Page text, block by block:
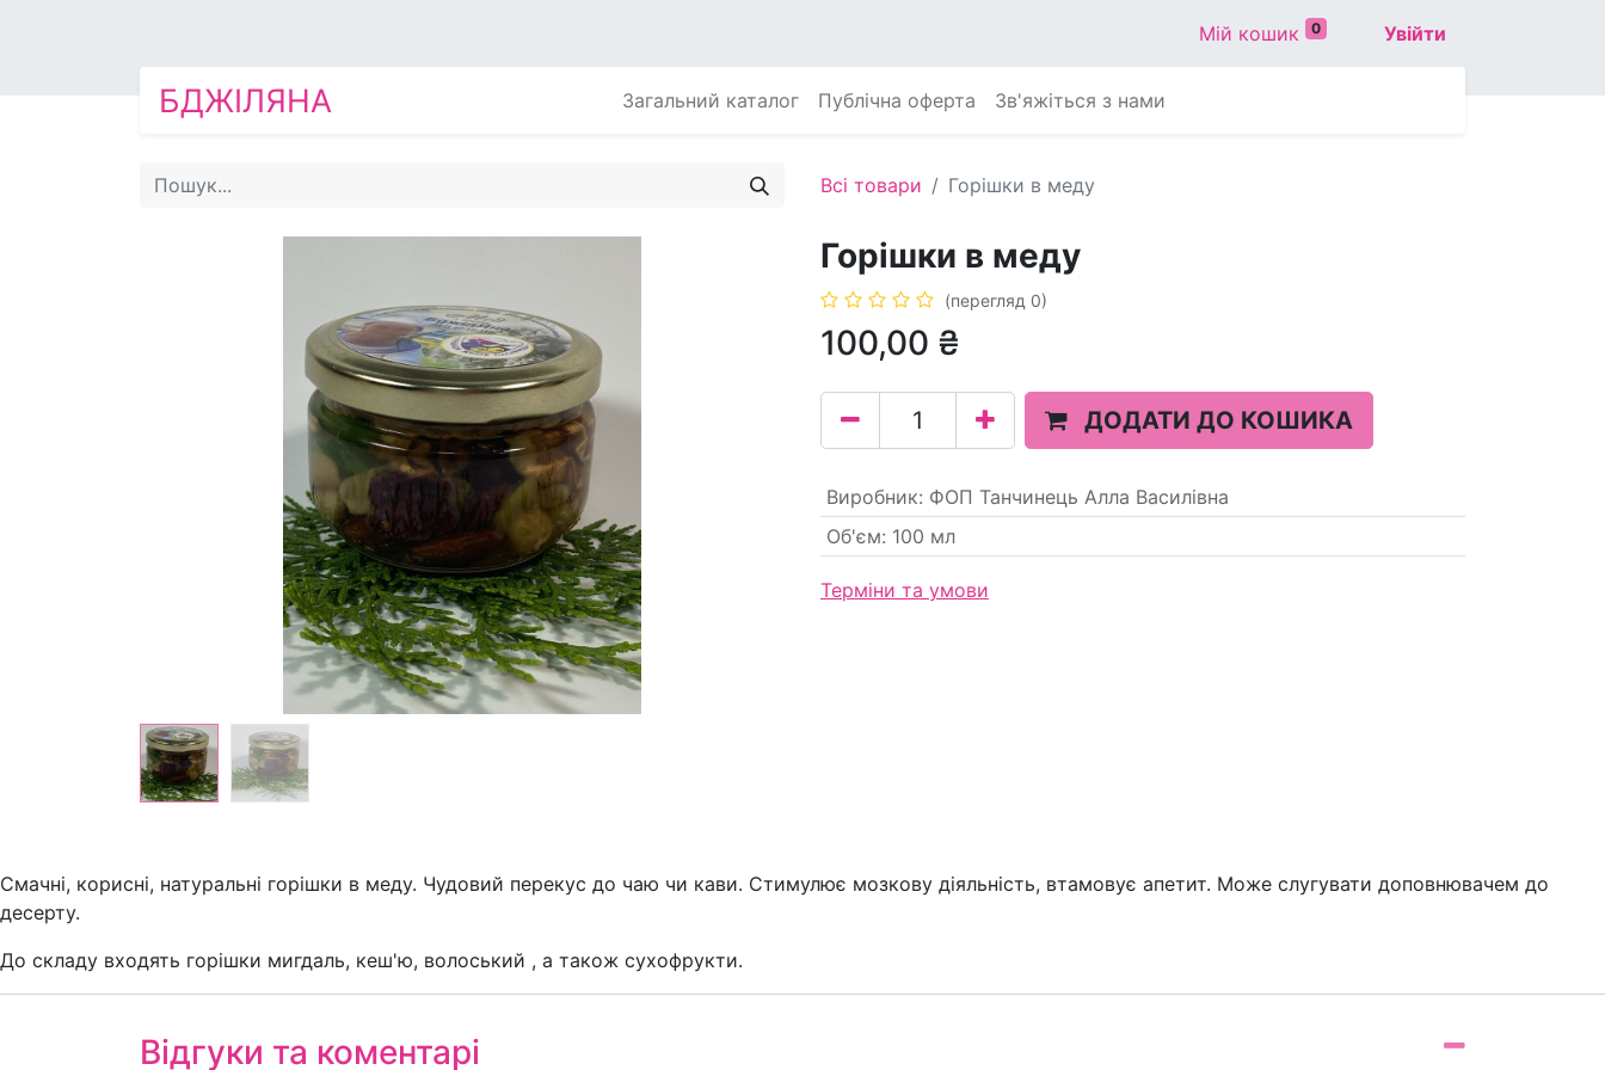
Мій кошик 0 Увійти
БДЖІЛЯНА Загальний каталог Публічна оферта Зв'яжіться з нами
Всі товари Горішки в меду
Горішки в меду
(перегляд 0)
100,00 ₴
ДОДАТИ ДО КОШИКА
Виробник: ФОП Танчинець Алла Василівна
Об'єм: 100 мл
Терміни та умови
Смачні, корисні, натуральні горішки в меду. Чудовий перекус до чаю чи кави. Стимулює мозкову діяльність, втамовує апетит. Може слугувати доповнювачем до
десерту.
До складу входять горішки мигдаль, кеш'ю, волоський , а також сухофрукти.
Відгуки та коментарі